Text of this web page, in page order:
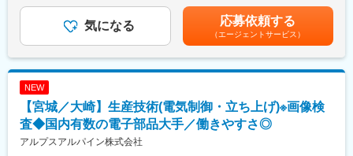
など拡大しており、車載／民生／産業機器など多岐にわたる製品
を保有し、幅広い業界と取引を行っています。また、従業員の方
が働きやすい環境づくりにも尽力しています。社内公募制度を活
用して自分のキャリアを自由に選択できる環境が整っています。
■組織ミッション：
・試験所の効率稼動とキャパシティ最適配置
■配属部署：
6名程度の職場で若手、ベテランが融合している組織
※福島県いわき市の拠点にも同一組織があり、お互い連携して業務
績：平均17,000円賃金はあくまでも目安の金額であり、選考を通
じて上下する可能性があります。月給(月額)は固定手当を含めた表
記です。
気になる 応募依頼する
（エージェントサービス）
NEW
【宮城／大崎】生産技術(電気制御・立ち上げ)※画像検
査◆国内有数の電子部品大手／働きやすさ◎
アルプスアルパイン株式会社